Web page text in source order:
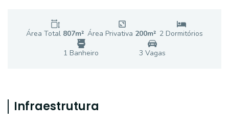
Área Total 807m² Área Privativa 200m² 2 Dormitórios
1 Banheiro 3 Vagas
Infraestrutura